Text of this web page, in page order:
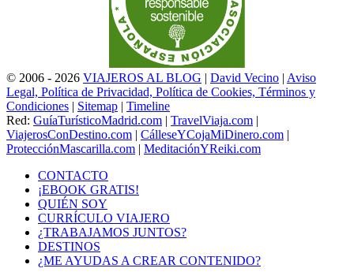
© 2006 - 2026 VIAJEROS AL BLOG | David Vecino | Aviso
Legal, Política de Privacidad, Política de Cookies, Términos y
Condiciones | Sitemap | Timeline
Red: GuíaTurísticoMadrid.com | TravelViaja.com |
ViajerosConDestino.com | CálleseYCojaMiDinero.com |
ProtecciónMascarilla.com | MeditaciónYReiki.com
CONTACTO
¡EBOOK GRATIS!
QUIÉN SOY
CURRÍCULO VIAJERO
¿TRABAJAMOS JUNTOS?
DESTINOS
¿ME AYUDAS A CREAR CONTENIDO?